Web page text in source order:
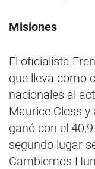
Misiones
El oficialista
que lleva como
nacionales al
Maurice Closs y
ganó con el
segundo lugar
Cambiemos